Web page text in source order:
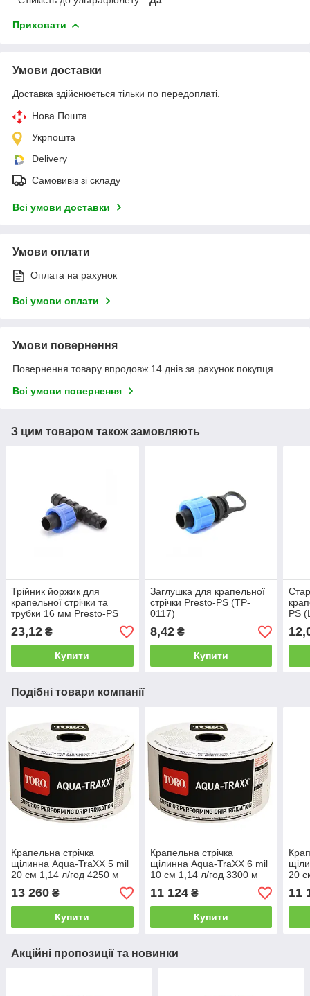
Приховати
Умови доставки
Доставка здійснюється тільки по передоплаті.
Нова Пошта
Укрпошта
Delivery
Самовивіз зі складу
Всі умови доставки
Умови оплати
Оплата на рахунок
Всі умови оплати
Умови повернення
Повернення товару впродовж 14 днів за рахунок покупця
Всі умови повернення
З цим товаром також замовляють
Трійник йоржик для
крапельної стрічки та
трубки 16 мм Presto-PS
(ВТ-021716)
23,12 ₴
Купити
Заглушка для крапельної
стрічки Presto-PS (TP-
0117)
8,42₴
Купити
PS
Подібні товари компанії
Крапельна стрічка
щілинна Aqua-TraXX 5 mil
20 см 1,14 л/год 4250 м
13 260 ₴
Купити
Крапельна стрічка
щілинна Aqua-TraXX 6 mil
10 см 1,14 л/год 3300 м
11 124₴
Купити
20
11
Акційні пропозиції та новинки